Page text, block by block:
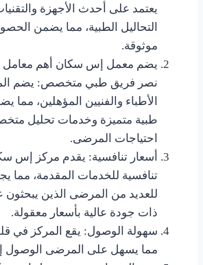
يعتمد على أحدث الأجهزة
التحاليل الطبية، مما يضمن
موثوقة.
يضم معمل إس سكان أهم معامل
نصر فريق طبي متخصص: يضم
الأطباء والفنيين المؤهلين، مما
طبية متميزة وخدمات تحليل
احتياجات المرضى.
أسعار تنافسية: يقدم مركز إس
تنافسية للخدمات المقدمة، مما
للعديد من المرضى الذين
ذات جودة عالية بأسعار معقولة.
سهولة الوصول: يقع المركز في
مما يسهل على المرضى الوصول